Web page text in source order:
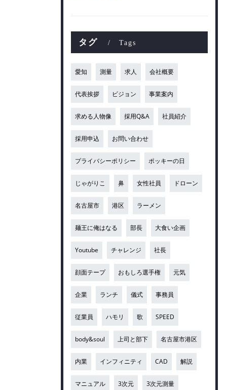
タグ Tags
愛知 測量 求人 会社概要
代表挨拶 ビジョン 事業案内
求める人物像 採用Q&A 社員紹介
採用申込 お問い合わせ
プライバシーポリシー ポッキーの日
じゃがりこ 鼻 女性社員 ドローン
名古屋市 港区 ラーメン
麺王に俺はなる 部長 大食い企画
Youtube チャレンジ 社長
顔面テープ おもしろ選手権 元気
企業 ランチ 儀式 事務員
従業員 ハモリ 歌 SPEED
body&soul 上司と部下 名古屋市港区
内業 インフィニティ CAD 解説
マニュアル 3次元 3次元測量